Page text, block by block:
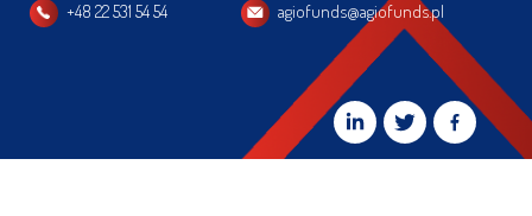
+48 22 531 54 54 agiofunds@agiofunds.pl